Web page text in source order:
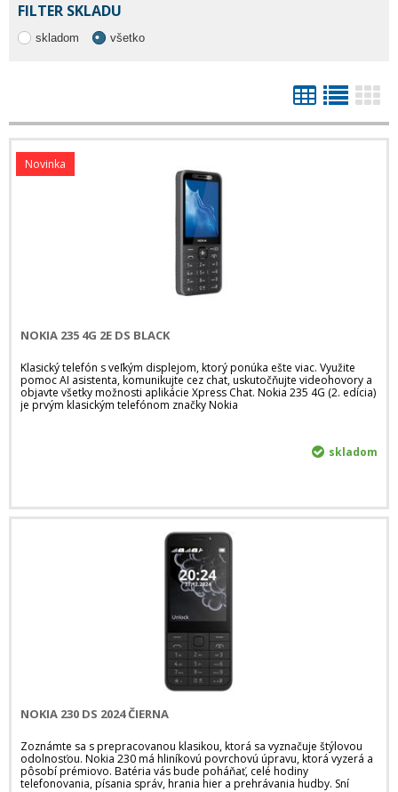
FILTER SKLADU
skladom všetko
NOKIA 235 4G 2E DS BLACK
Klasický telefón s veľkým displejom, ktorý ponúka ešte viac. Využite
pomoc AI asistenta, komunikujte cez chat, uskutočňujte videohovory a
objavte všetky možnosti aplikácie Xpress Chat. Nokia 235 4G (2. edícia)
je prvým klasickým telefónom značky Nokia
Novinka
skladom
NOKIA 230 DS 2024 ČIERNA
Zoznámte sa s prepracovanou klasikou, ktorá sa vyznačuje štýlovou
odolnosťou. Nokia 230 má hliníkovú povrchovú úpravu, ktorá vyzerá a
pôsobí prémiovo. Batéria vás bude poháňať, celé hodiny
telefonovania, písania správ, hrania hier a prehrávania hudby. Sní